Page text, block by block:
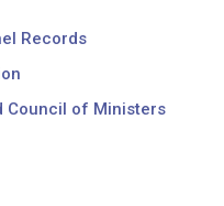
Records
Council of Ministers